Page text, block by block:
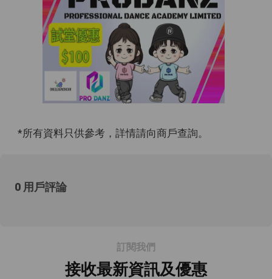
*所有資料只供參考，詳情請向商戶查詢。
0 用戶評論
訂閱我們
接收最新資訊及優惠